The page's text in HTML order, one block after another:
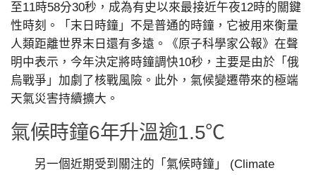
至11時58分30秒，成為有史以來最接近午夜12時的關鍵
性時刻。「末日時鐘」不是普通的時鐘，它被用來衡量
人類距離世界末日還有多遠。《原子科學家公報》在聲
明中表示，今年決定將時鐘調快10秒，主要是由於「俄
烏戰爭」加劇了核戰風險。此外，氣候變遷帶來的極端
天氣災害持續擴大。
氣候時鐘6年升溫逾1.5℃
另一個近期受到關注的「氣候時鐘」 (Climate